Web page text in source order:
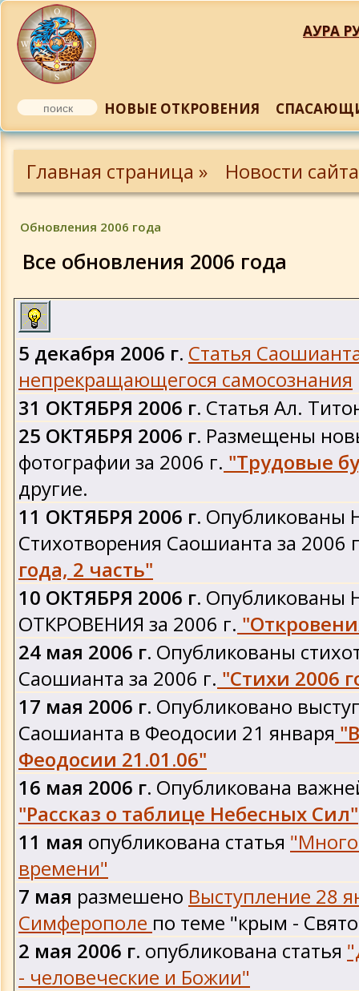
АУРА
НОВЫЕ ОТКРОВЕНИЯ
Главная страница » Новости
Обновления 2006 года
Все обновления 2006 года
5 декабря 2006 г. Статья
непрекращающегося самосознания
31 ОКТЯБРЯ 2006 г. Статья Ал.
25 ОКТЯБРЯ 2006 г. Размещены
фотографии за 2006 г. "Трудовые
другие.
11 ОКТЯБРЯ 2006 г. Опубликованы
Стихотворения Саошианта за 2006
года, 2 часть"
10 ОКТЯБРЯ 2006 г. Опубликованы
ОТКРОВЕНИЯ за 2006 г.
24 мая 2006 г. Опубликованы
Саошианта за 2006 г. "Стихи 2006
17 мая 2006 г. Опубликовано
Саошианта в Феодосии 21 января
Феодосии 21.01.06"
16 мая 2006 г. Опубликована
"Рассказ о таблице Небесных Сил"
11 мая опубликована статья
времени"
7 мая размешено Выступление 28
Симферополе по теме "крым -
2 мая 2006 г. опубликована статья
- человеческие и Божии"
Обновления 2014 года
Обновления 2013 года
Обновления 2012 года
Обновления 2011 года
Обновления 2010 года
Обновления 2009 года
Обновления 2008 года
Обновления 2007 года
Обновления 2006 года
Обновления 2005 года
Обновления 2004 года
Обновления 2003 года